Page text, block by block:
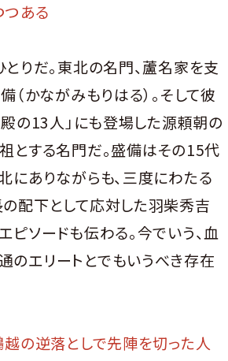
ある
りだ。東北の名門、蘆名家を支
（かながみもりはる）。そして彼
の13人」にも登場した源頼朝の
とする名門だ。盛備はその15代
にありながらも、三度にわたる
配下として応対した羽柴秀吉
ソードも伝わる。今でいう、血
エリートとでもいうべき存在
の逆落としで先陣を切った人